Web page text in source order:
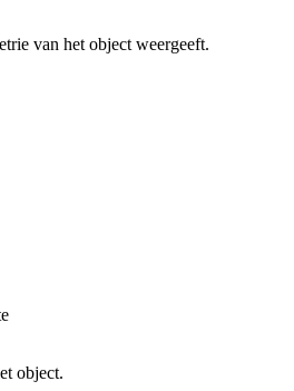
van het object weergeeft.
object.